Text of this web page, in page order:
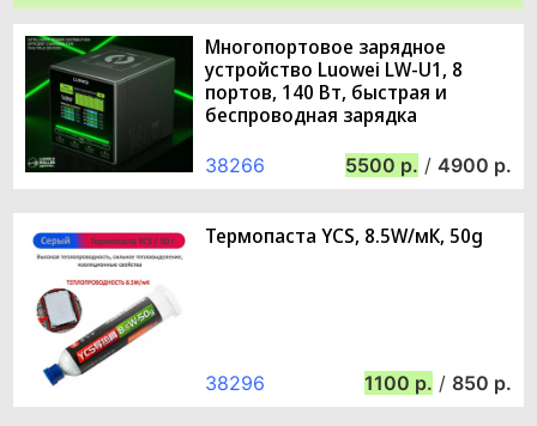
Многопортовое зарядное
устройство Luowei LW-U1, 8
портов, 140 Вт, быстрая и
беспроводная зарядка
38266 5500 / 4900
Термопаста YCS, 8.5W/мК, 50g
38296 1100 / 850